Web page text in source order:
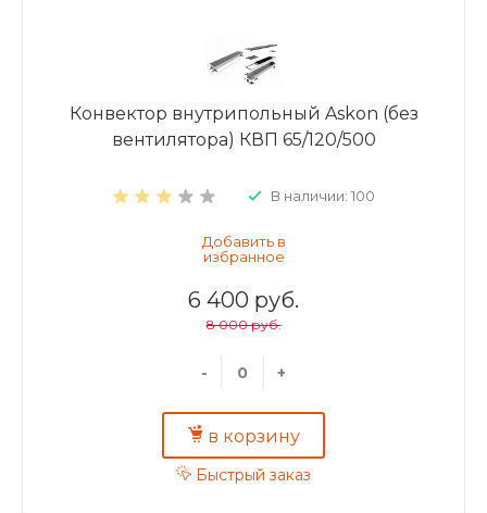
Конвектор внутрипольный Askon (без
вентилятора) КВП 65/120/500
В наличии: 100
6 400 руб.
8 000 руб.
- +
в корзину
Быстрый заказ